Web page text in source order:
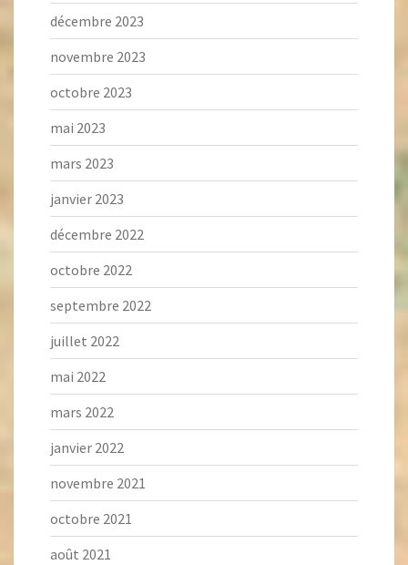
décembre 2023
novembre 2023
octobre 2023
mai 2023
mars 2023
janvier 2023
décembre 2022
octobre 2022
septembre 2022
juillet 2022
mai 2022
mars 2022
janvier 2022
novembre 2021
octobre 2021
août 2021